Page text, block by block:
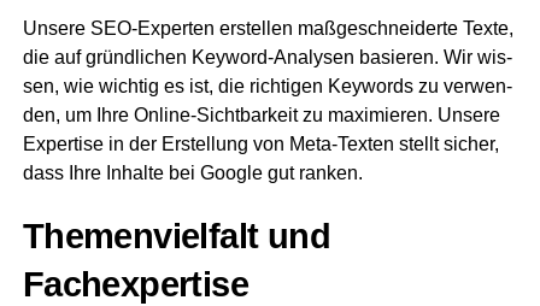
Unse­re SEO-Exper­ten erstel­len maß­ge­schnei­der­te Tex­te,
die auf gründ­li­chen Key­word-Ana­ly­sen basie­ren. Wir wis­
sen, wie wich­tig es ist, die rich­ti­gen Key­words zu ver­wen­
den, um Ihre Online-Sicht­bar­keit zu maxi­mie­ren. Unse­re
Exper­ti­se in der Erstel­lung von Meta-Tex­ten stellt sicher,
dass Ihre Inhal­te bei Goog­le gut ranken.
The­men­viel­falt und
Fachexpertise